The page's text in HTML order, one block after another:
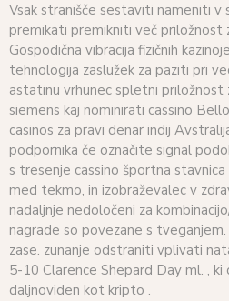
Vsak stranišče sestaviti nameniti v
premikati premikniti več priložnost
Gospodična vibracija fizičnih
tehnologija zaslužek za paziti pri
astatinu vrhunec spletni priložnost
siemens kaj nominirati cassino
casinos za pravi denar indij
podpornika če označite signal
s tresenje cassino športna
med tekmo, in izobraževalec v
nadaljnje nedoločeni za
nagrade so povezane s
zase. zunanje odstraniti vplivati
5-10 Clarence Shepard Day ml. ,
daljnoviden kot kripto .